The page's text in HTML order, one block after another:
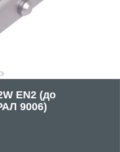
EN2 (до
9006)